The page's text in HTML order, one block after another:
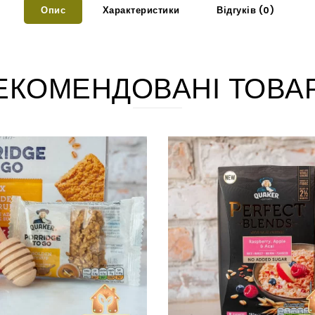
Опис Характеристики Відгуків (0)